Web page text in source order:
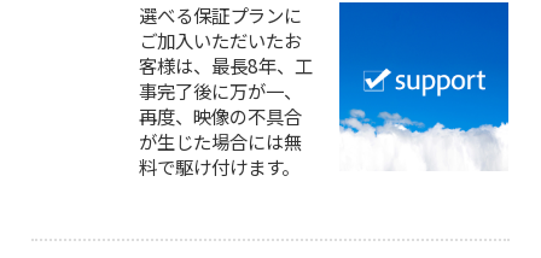
選べる保証プランに
ご加入いただいたお
客様は、最長8年、工
事完了後に万が一、
再度、映像の不具合
が生じた場合には無
料で駆け付けます。